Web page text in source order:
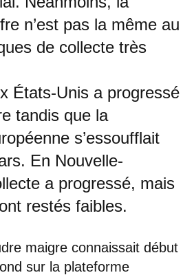
n’est pas la même au
de collecte très
États-Unis a progressé
tandis que la
s’essoufflait
En Nouvelle-
a progressé, mais
restés faibles.
maigre connaissait début
sur la plateforme